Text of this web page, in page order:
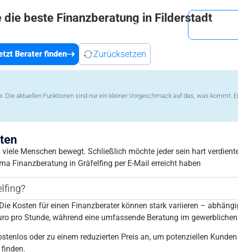
Berater Regionen Blog Für
die beste Finanzberatung in Filderstadt
Berater finden Zurücksetzen
aktuellen Funktionen sind nur ein kleiner Vorgeschmack auf das, was kommt.
Menschen bewegt. Schließlich möchte jeder sein hart
Finanzberatung in Gräfelfing per E-Mail erreicht haben
Kosten für einen Finanzberater können stark variieren –
pro Stunde, während eine umfassende Beratung im
oder zu einem reduzierten Preis an, um potenziellen